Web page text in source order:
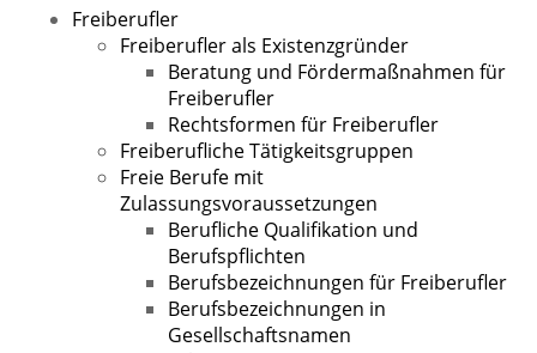
Freiberufler
Freiberufler als Existenzgründer
Beratung und Fördermaßnahmen für
Freiberufler
Rechtsformen für Freiberufler
Freiberufliche Tätigkeitsgruppen
Freie Berufe mit
Zulassungsvoraussetzungen
Berufliche Qualifikation und
Berufspflichten
Berufsbezeichnungen für Freiberufler
Berufsbezeichnungen in
Gesellschaftsnamen